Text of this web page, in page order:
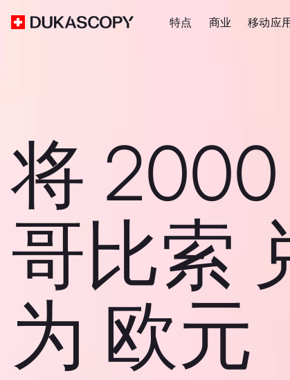
特点 商业 移动应
将
哥比索
为 欧元